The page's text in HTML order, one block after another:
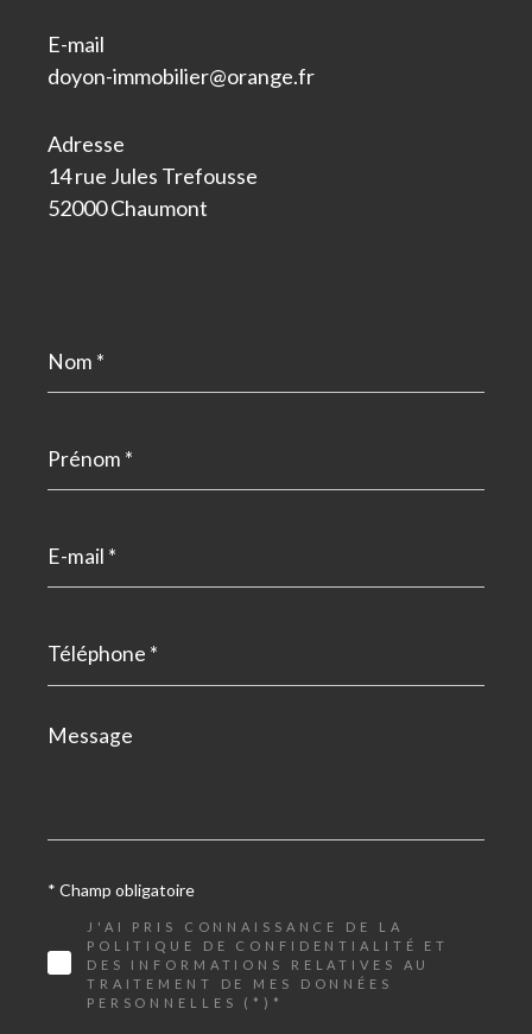
E-mail
doyon-immobilier@orange.fr
Adresse
14 rue Jules Trefousse
52000 Chaumont
*
*
mail
*
*
Message
*
J'AI PRIS CONNAISSANCE DE LA
POLITIQUE DE CONFIDENTIALITÉ ET
DES INFORMATIONS RELATIVES AU
TRAITEMENT DE MES DONNÉES
PERSONNELLES (*)*
* Champ obligatoire